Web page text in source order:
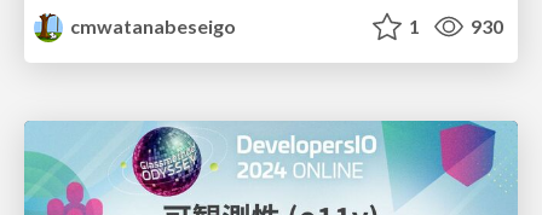
cmwatanabeseigo
1 930